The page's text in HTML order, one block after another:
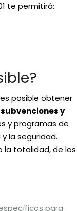
te permitirá:
posible obtener
subvenciones y
y programas de
la seguridad.
la totalidad, de los
para